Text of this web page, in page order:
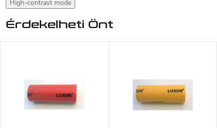
High-contrast mode
Érdekelheti Önt